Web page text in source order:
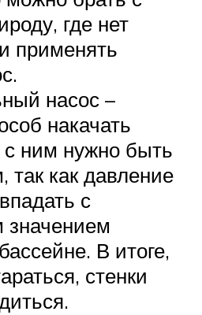
где нет
применять
насос –
накачать
ним нужно быть
так как давление
с
В итоге,
стенки